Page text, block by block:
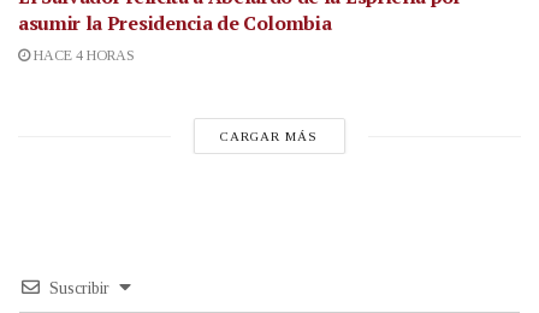
asumir la Presidencia de Colombia
HACE 4 HORAS
CARGAR MÁS
Suscribir